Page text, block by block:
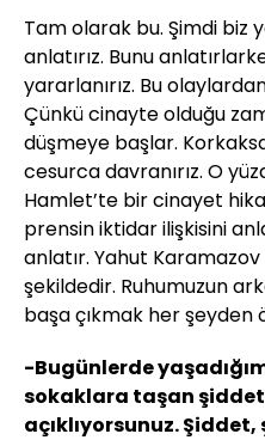
Tam olarak bu. Şimdi biz
anlatırız. Bunu
yararlanırız. Bu
Çünkü cinayte olduğu
düşmeye başlar.
cesurca davranırız. O
Hamlet’te bir cinayet
prensin iktidar ilişkisini
anlatır. Yahut
şekildedir. Ruhumuzun
başa çıkmak her şeyden
-Bugünlerde
sokaklara taşan şiddet
açıklıyorsunuz.